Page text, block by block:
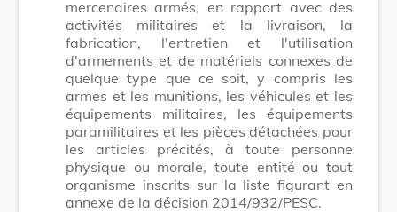
mercenaires armés, en rapport avec des
activités militaires et la livraison, la
fabrication, l'entretien et l'utilisation
d'armements et de matériels connexes de
quelque type que ce soit, y compris les
armes et les munitions, les véhicules et les
équipements militaires, les équipements
paramilitaires et les pièces détachées pour
les articles précités, à toute personne
physique ou morale, toute entité ou tout
organisme inscrits sur la liste figurant en
annexe de la décision 2014/932/PESC.